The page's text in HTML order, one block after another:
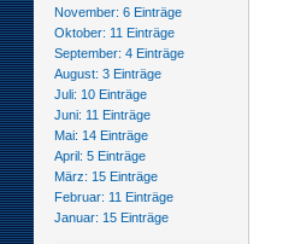
November: 6 Einträge
Oktober: 11 Einträge
September: 4 Einträge
August: 3 Einträge
Juli: 10 Einträge
Juni: 11 Einträge
Mai: 14 Einträge
April: 5 Einträge
März: 15 Einträge
Februar: 11 Einträge
Januar: 15 Einträge